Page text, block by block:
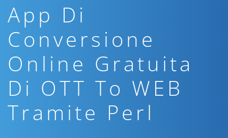
App Di
Conversione
Online Gratuita
Di OTT To WEB
Tramite Perl